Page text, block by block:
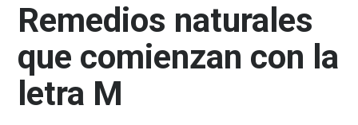
Remedios naturales
que comienzan con la
letra M